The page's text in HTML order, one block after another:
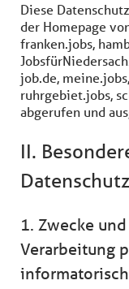
Diese
der Homepage
franken.jobs,
job.de,
ruhrgebiet.jobs,
abgerufen und
II.
1. Zwecke
Verarbeitung